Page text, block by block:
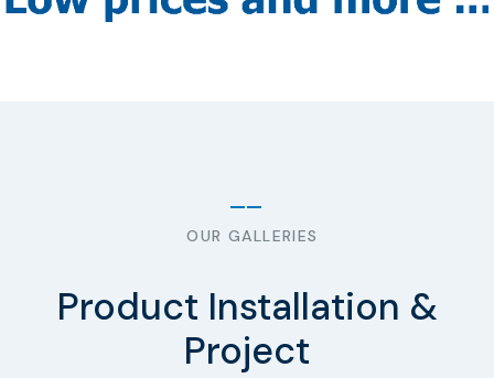
OUR GALLERIES
Product Installation &
Project